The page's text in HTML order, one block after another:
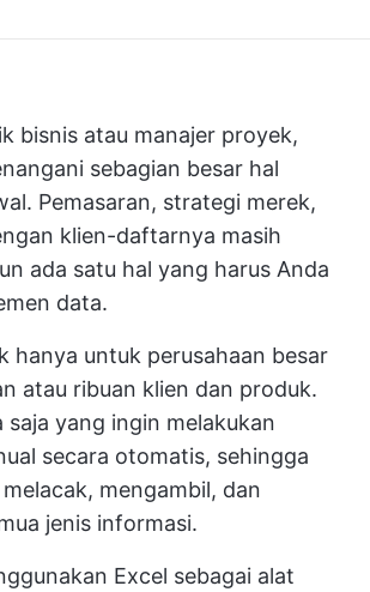
bisnis atau manajer proyek,
sebagian besar hal
Pemasaran, strategi merek,
klien-daftarnya masih
ada satu hal yang harus Anda
data.
hanya untuk perusahaan besar
atau ribuan klien dan produk.
saja yang ingin melakukan
secara otomatis, sehingga
mengambil, dan
jenis informasi.
Excel sebagai alat